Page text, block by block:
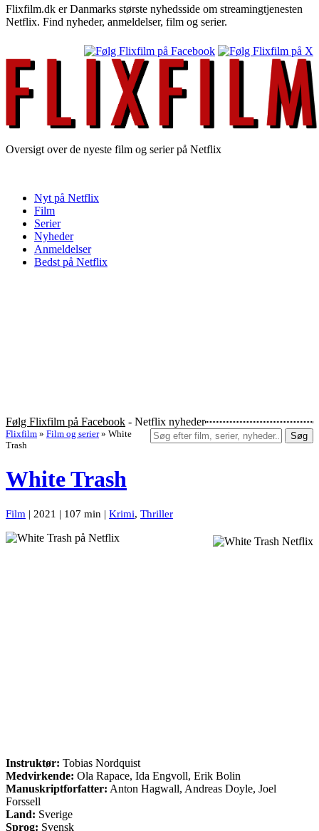
Flixfilm.dk er Danmarks største nyhedsside om streamingtjenesten
Netflix. Find nyheder, anmeldelser, film og serier.
Oversigt over de nyeste film og serier på Netflix
Nyt på Netflix
Film
Serier
Nyheder
Anmeldelser
Bedst på Netflix
Følg Flixfilm på Facebook - Netflix nyheder
Søg
Flixfilm » Film og serier » White
Trash
White Trash
Film | 2021 | 107 min | Krimi, Thriller
Instruktør: Tobias Nordquist
Medvirkende: Ola Rapace, Ida Engvoll, Erik Bolin
Manuskriptforfatter: Anton Hagwall, Andreas Doyle, Joel
Forssell
Land: Sverige
Sprog: Svensk